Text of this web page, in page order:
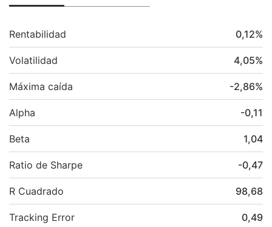
Rentabilidad 0,12%
Volatilidad 4,05%
Máxima caída -2,86%
Alpha -0,11
Beta 1,04
Ratio de Sharpe -0,47
R Cuadrado 98,68
Tracking Error 0,49